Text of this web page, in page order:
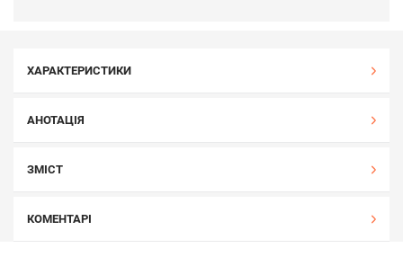
ХАРАКТЕРИСТИКИ
АНОТАЦІЯ
ЗМІСТ
КОМЕНТАРІ